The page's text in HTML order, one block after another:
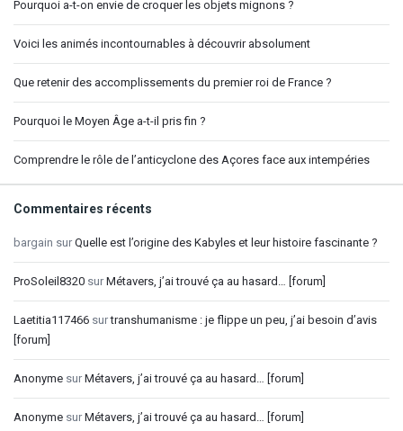
Pourquoi a-t-on envie de croquer les objets mignons ?
Voici les animés incontournables à découvrir absolument
Que retenir des accomplissements du premier roi de France ?
Pourquoi le Moyen Âge a-t-il pris fin ?
Comprendre le rôle de l’anticyclone des Açores face aux intempéries
Commentaires récents
bargain sur Quelle est l’origine des Kabyles et leur histoire fascinante ?
ProSoleil8320 sur Métavers, j’ai trouvé ça au hasard… [forum]
Laetitia117466 surtranshumanisme : je flippe un peu, j’ai besoin d’avis
[forum]
Anonyme sur Métavers, j’ai trouvé ça au hasard… [forum]
Anonyme sur Métavers, j’ai trouvé ça au hasard… [forum]